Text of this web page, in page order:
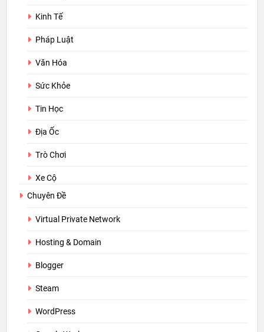
Kinh Tế
Pháp Luật
Văn Hóa
Sức Khỏe
Tin Học
Địa Ốc
Trò Chơi
Xe Cộ
Chuyên Đề
Virtual Private Network
Hosting & Domain
Blogger
Steam
WordPress